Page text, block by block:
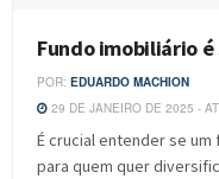
Fundo imobiliário
POR: EDUARDO MACHION
29 DE JANEIRO DE 2025 -
É crucial entender se
para quem quer